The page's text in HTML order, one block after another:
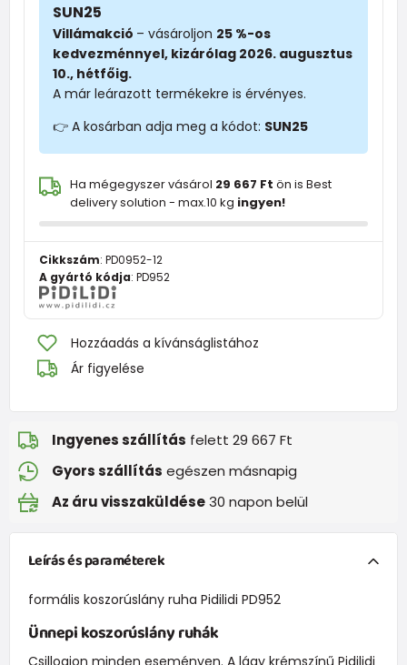
SUN25
Villámakció – vásároljon 25 %-os
kedvezménnyel, kizárólag 2026. augusztus
10., hétfőig.
A már leárazott termékekre is érvényes.
👉 A kosárban adja meg a kódot: SUN25
Ha mégegyszer vásárol 29 667 Ft ön is Best
delivery solution - max.10 kg ingyen!
Cikkszám: PD0952-12
A gyártó kódja: PD952
Hozzáadás a kívánságlistához
Ár figyelése
Ingyenes szállítás felett 29 667 Ft
Gyors szállítás egészen másnapig
Az áru visszaküldése30 napon belül
Leírás és paraméterek
formális koszorúslány ruha Pidilidi PD952
Ünnepi koszorúslány ruhák
Csillogjon minden eseményen. A lágy krémszínű Pidilidi